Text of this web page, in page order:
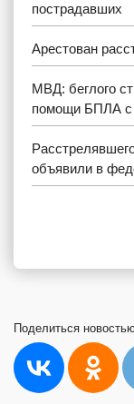
пострадавших
Арестован
МВД: беглого
помощи БПЛА с
объявили в
Поделиться